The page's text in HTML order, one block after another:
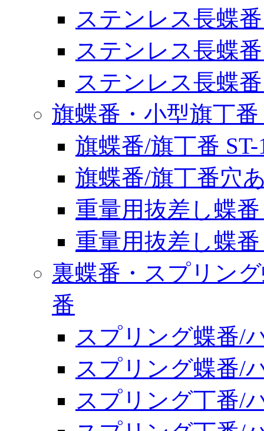
ステンレス長蝶番
ステンレス長蝶番
ステンレス長蝶番
旗蝶番・小型旗丁
旗蝶番/旗丁番
旗蝶番/旗丁番穴
重量用抜差し蝶
重量用抜差し蝶番
裏蝶番・スプリン
番
スプリング蝶番/
スプリング蝶番/
スプリング丁番/